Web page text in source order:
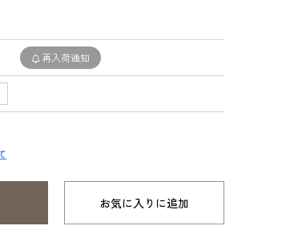
再入荷通知
お気に入りに追加